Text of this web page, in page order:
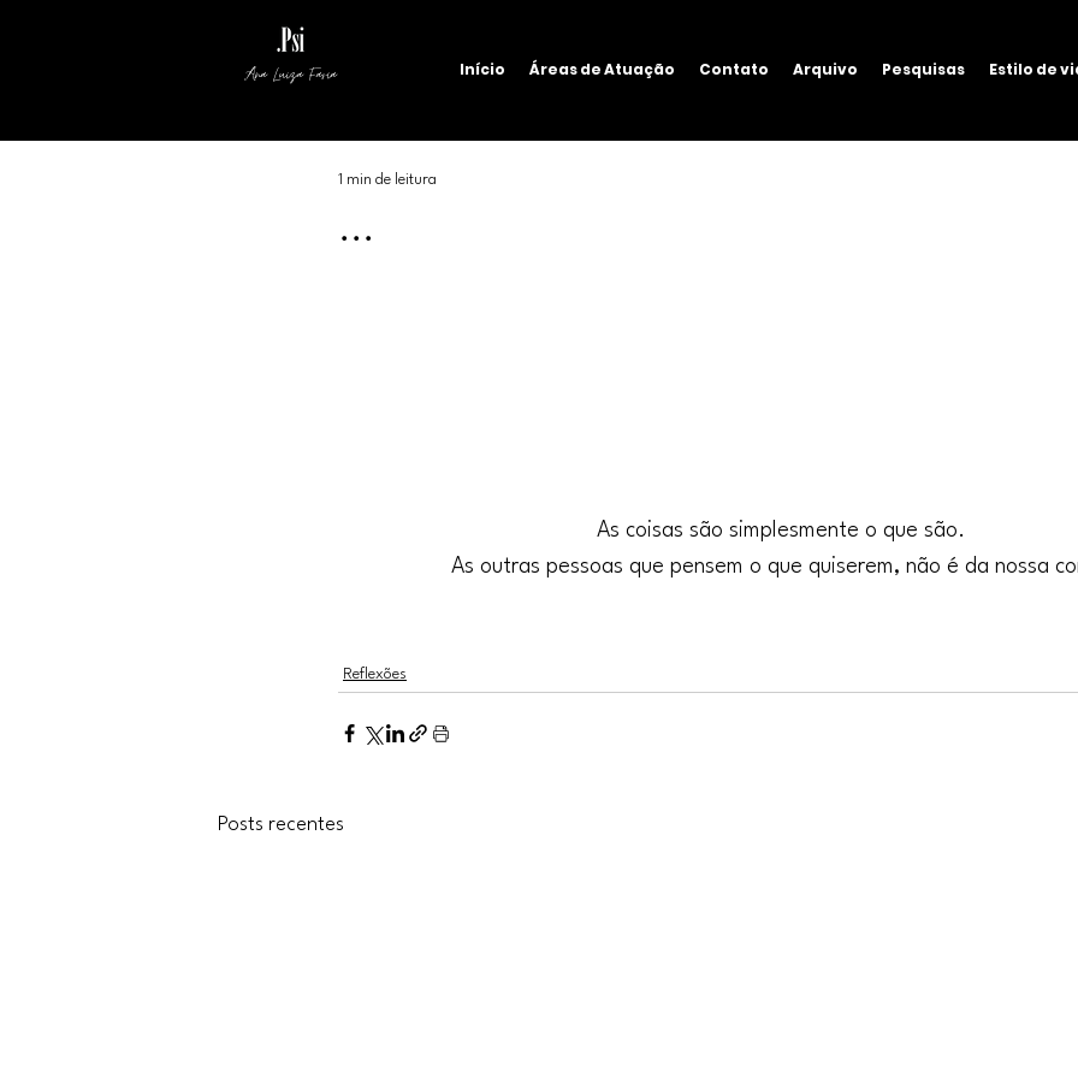
Ana Luiza Faria Início Áreas de Atuação Contato Arquivo Pesquisas Estilo de
...
1 min de leitura
As coisas são simplesmente o que são.
As outras pessoas que pensem o que quiserem, não é da nossa
Reflexões
Posts recentes